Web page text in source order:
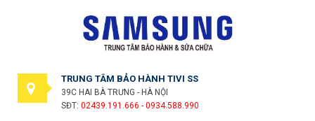
TRUNG TÂM BẢO HÀNH TIVI SS
39C HAI BÀ TRƯNG - HÀ NỘI
SĐT: 02439.191.666 - 0934.588.990